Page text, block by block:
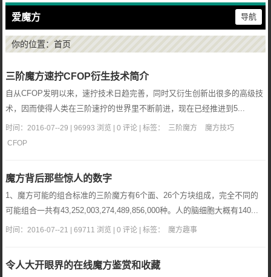
爱魔方 导航
你的位置： 首页
三阶魔方速拧CFOP衍生技术简介
自从CFOP发明以来，速拧技术日趋完善，同时又衍生创新出很多的高级技
术，因而使得人类在三阶速拧的世界里不断前进，现在已经推进到5...
时间：2016-07--29 | 96993 浏览 | 0 评论 | 标签： 三阶魔方
魔方技巧
CFOP
魔方背后那些惊人的数字
1、魔方可能的组合标准的三阶魔方有6个面、26个方块组成，完全不同的
可能组合一共有43,252,003,274,489,856,000种。人的脑细胞大概有140...
时间：2016-07--21 | 69711 浏览 | 0 评论 | 标签： 魔方趣事
令人大开眼界的在线魔方鉴赏和收藏